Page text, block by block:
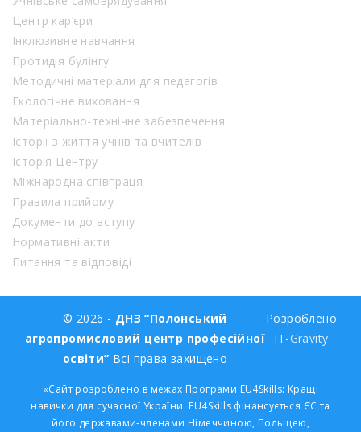
Центр кар’єри
Інклюзивне навчання
Протидія булінгу
Методичні матеріали для педагогів
Екологічне виховання
Матеріально-технічне забезпечення
Історії з життя учнів та вчителів
Історія Центру
Міжнародна співпраця
Правила прийому
Документи до вступу
Нормативні акти
Питання та відповіді
© 2026 - ДНЗ “Полонський
агропромисловий центр професійної
освіти” Всі права захищено
Розроблено
IT-Gravity
«Сайт розроблено в межах Програми EU4Skills: Кращі
навички для сучасної України. EU4Skills фінансується ЄС та
його державами-членами Німеччиною, Польщею,